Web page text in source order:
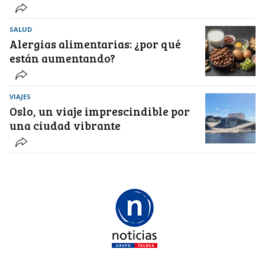
SALUD
Alergias alimentarias: ¿por qué
están aumentando?
VIAJES
Oslo, un viaje imprescindible por
una ciudad vibrante